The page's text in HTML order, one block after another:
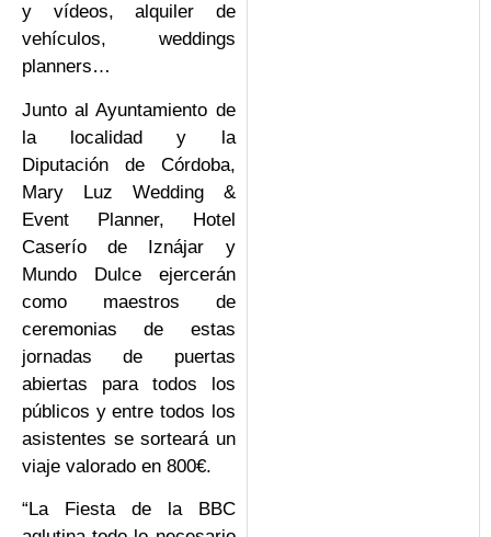
y vídeos, alquiler de
vehículos, weddings
planners…
Junto al Ayuntamiento de
la localidad y la
Diputación de Córdoba,
Mary Luz Wedding &
Event Planner, Hotel
Caserío de Iznájar y
Mundo Dulce ejercerán
como maestros de
ceremonias de estas
jornadas de puertas
abiertas para todos los
públicos y entre todos los
asistentes se sorteará un
viaje valorado en 800€.
“La Fiesta de la BBC